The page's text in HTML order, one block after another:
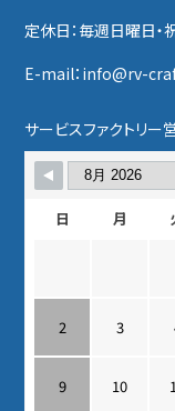
定休日：毎週日曜日・
E-mail：info@rv-
サービスファクトリー
日 月
2 3
9 10